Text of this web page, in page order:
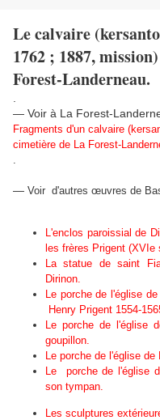
Le calvaire
1762 ; 1887,
Forest-Landerneau.
— Voir à La Forest-
Fragments d'un calvaire
cimetière de La Forest-
.
— Voir d'autres œuvres de
L'enclos paroissial de
les frères Prigent (XVIe
La statue de saint
Dirinon.
Le porche de l'église
Henry Prigent 1554-
Le porche de l'église
goupillon.
Le porche de l'église
Le porche de l'église
son tympan.
Les sculptures